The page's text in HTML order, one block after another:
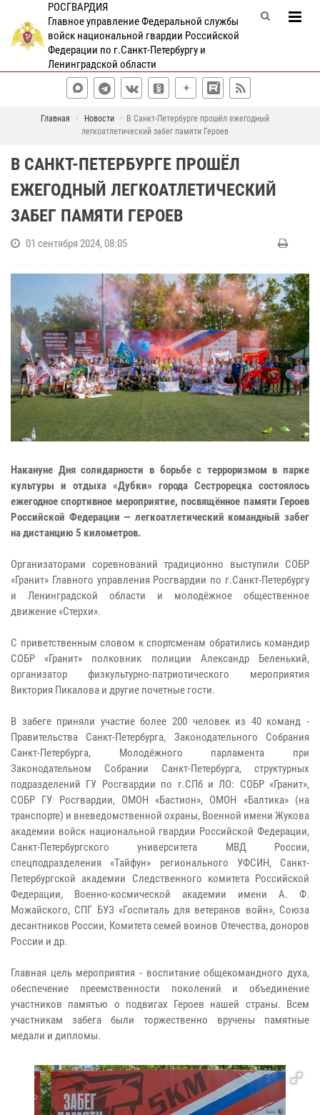
РОСГВАРДИЯ
Главное управление Федеральной службы
войск национальной гвардии Российской
Федерации по г.Санкт-Петербургу и
Ленинградской области
Главная Новости
В Санкт-Петербурге прошёл ежегодный
легкоатлетический забег памяти Героев
В САНКТ-ПЕТЕРБУРГЕ ПРОШЁЛ
ЕЖЕГОДНЫЙ ЛЕГКОАТЛЕТИЧЕСКИЙ
ЗАБЕГ ПАМЯТИ ГЕРОЕВ
01 сентября 2024, 08:05
Накануне Дня солидарности в борьбе с терроризмом в парке
культуры и отдыха «Дубки» города Сестрорецка состоялось
ежегодное спортивное мероприятие, посвящённое памяти Героев
Российской Федерации — легкоатлетический командный забег
на дистанцию 5 километров.
Организаторами соревнований традиционно выступили СОБР
«Гранит» Главного управления Росгвардии по г.Санкт-Петербургу
и Ленинградской области и молодёжное общественное
движение «Стерхи».
С приветственным словом к спортсменам обратились командир
СОБР «Гранит» полковник полиции Александр Беленький,
организатор физкультурно-патриотического мероприятия
Виктория Пикалова и другие почетные гости.
В забеге приняли участие более 200 человек из 40 команд -
Правительства Санкт-Петербурга, Законодательного Собрания
Санкт-Петербурга, Молодёжного парламента при
Законодательном Собрании Санкт-Петербурга, структурных
подразделений ГУ Росгвардии по г.СПб и ЛО: СОБР «Гранит»,
СОБР ГУ Росгвардии, ОМОН «Бастион», ОМОН «Балтика» (на
транспорте) и вневедомственной охраны, Военной имени Жукова
академии войск национальной гвардии Российской Федерации,
Санкт-Петербургского университета МВД России,
спецподразделения «Тайфун» регионального УФСИН, Санкт-
Петербургской академии Следственного комитета Российской
Федерации, Военно-космической академии имени А. Ф.
Можайского, СПГ БУЗ «Госпиталь для ветеранов войн», Союза
десантников России, Комитета семей воинов Отечества, доноров
России и др.
Главная цель мероприятия - воспитание общекомандного духа,
обеспечение преемственности поколений и объединение
участников памятью о подвигах Героев нашей страны. Всем
участникам забега были торжественно вручены памятные
медали и дипломы.